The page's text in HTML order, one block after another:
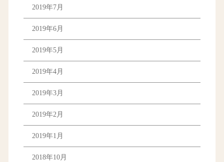
2019年7月
2019年6月
2019年5月
2019年4月
2019年3月
2019年2月
2019年1月
2018年10月